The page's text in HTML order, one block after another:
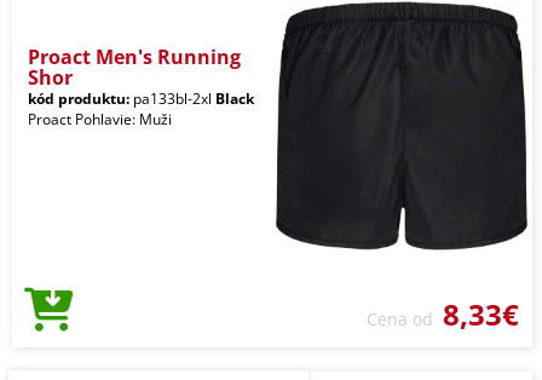
Proact Men's Running
Shor
kód produktu: pa133bl-2xl Black
Proact Pohlavie: Muži
Cena od 8,33€